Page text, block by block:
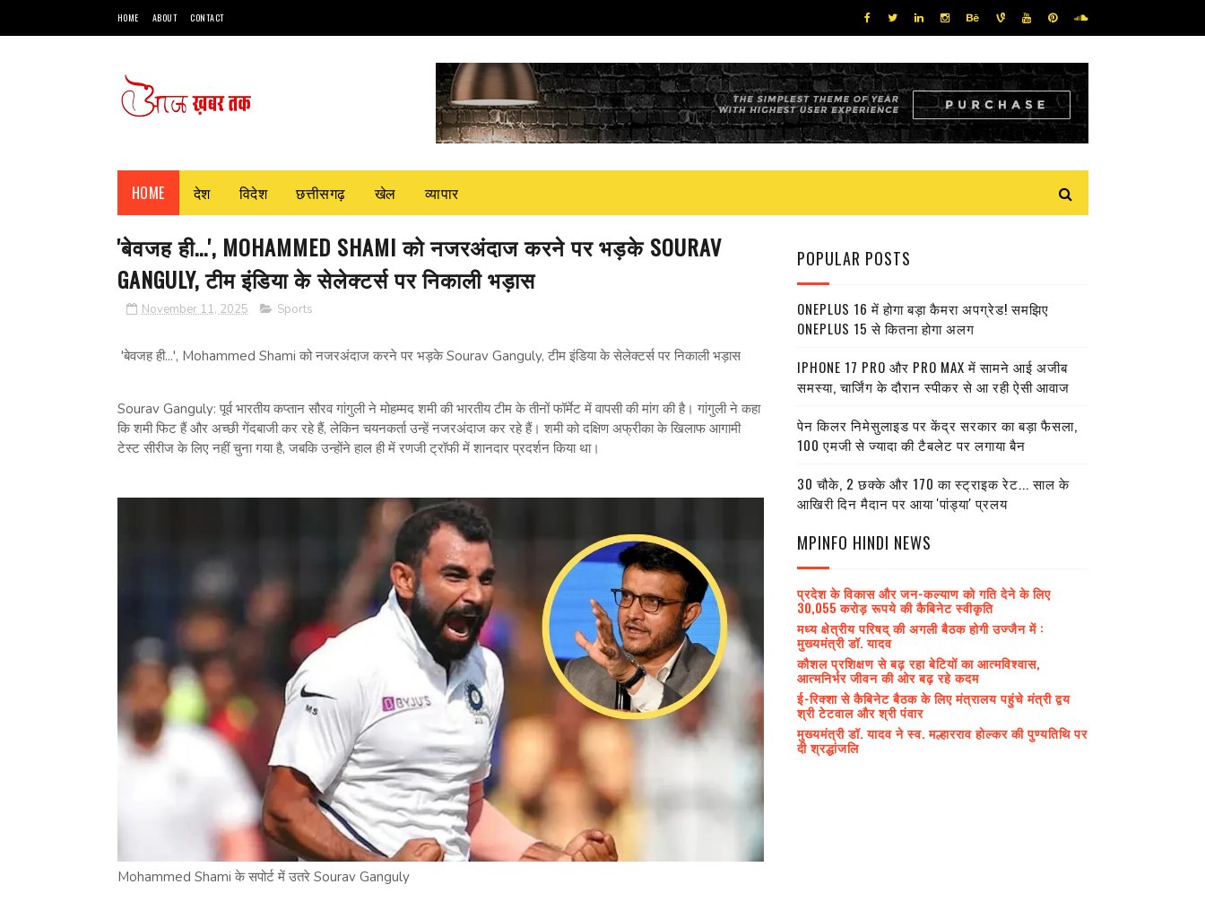
HOME ABOUT CONTACT
HOME देश विदेश छत्तीसगढ़ खेल व्यापार
'बेवजह ही...', MOHAMMED SHAMI को नजरअंदाज करने पर भड़के SOURAV
GANGULY, टीम इंडिया के सेलेक्टर्स पर निकाली भड़ास
November 11, 2025 Sports
'बेवजह ही...', Mohammed Shami को नजरअंदाज करने पर भड़के Sourav Ganguly, टीम इंडिया के सेलेक्टर्स पर निकाली भड़ास
Sourav Ganguly: पूर्व भारतीय कप्तान सौरव गांगुली ने मोहम्मद शमी की भारतीय टीम के तीनों फॉर्मेट में वापसी की मांग की है। गांगुली ने कहा
कि शमी फिट हैं और अच्छी गेंदबाजी कर रहे हैं, लेकिन चयनकर्ता उन्हें नजरअंदाज कर रहे हैं। शमी को दक्षिण अफ्रीका के खिलाफ आगामी
टेस्ट सीरीज के लिए नहीं चुना गया है, जबकि उन्होंने हाल ही में रणजी ट्रॉफी में शानदार प्रदर्शन किया था।
Mohammed Shami के सपोर्ट में उतरे Sourav Ganguly
POPULAR POSTS
ONEPLUS 16 में होगा बड़ा कैमरा अपग्रेड! समझिए
ONEPLUS 15 से कितना होगा अलग
IPHONE 17 PRO और PRO MAX में सामने आई अजीब
समस्या, चार्जिंग के दौरान स्पीकर से आ रही ऐसी आवाज
पेन किलर निमेसुलाइड पर केंद्र सरकार का बड़ा फैसला,
100 एमजी से ज्यादा की टैबलेट पर लगाया बैन
30 चौके, 2 छक्के और 170 का स्ट्राइक रेट... साल के
आखिरी दिन मैदान पर आया 'पांड्या' प्रलय
MPINFO HINDI NEWS
प्रदेश के विकास और जन-कल्याण को गति देने के लिए
30,055 करोड़ रूपये की कैबिनेट स्वीकृति
मध्य क्षेत्रीय परिषद् की अगली बैठक होगी उज्जैन में :
मुख्यमंत्री डॉ. यादव
कौशल प्रशिक्षण से बढ़ रहा बेटियों का आत्मविश्वास,
आत्मनिर्भर जीवन की ओर बढ़ रहे कदम
ई-रिक्शा से कैबिनेट बैठक के लिए मंत्रालय पहुंचे मंत्री द्वय
श्री टेटवाल और श्री पंवार
मुख्यमंत्री डॉ. यादव ने स्व. मल्हारराव होल्कर की पुण्यतिथि पर
दी श्रद्धांजलि